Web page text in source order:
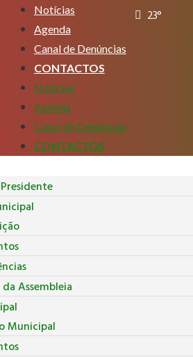
Notícias
Agenda
Canal de Denúncias
CONTACTOS
Notícias
Agenda
Canal de Denúncias
CONTACTOS
23°
Assembleia
Municipal